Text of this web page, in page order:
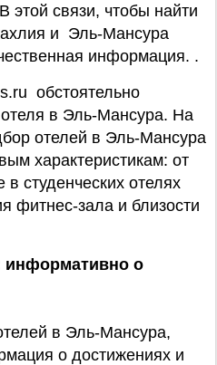
этой связи, чтобы найти
и Эль-Мансура
информация. .
обстоятельно
в Эль-Мансура. На
отелей в Эль-Мансура
характеристикам: от
студенческих отелях
фитнес-зала и близости
информативно о
в Эль-Мансура,
о достижениях и